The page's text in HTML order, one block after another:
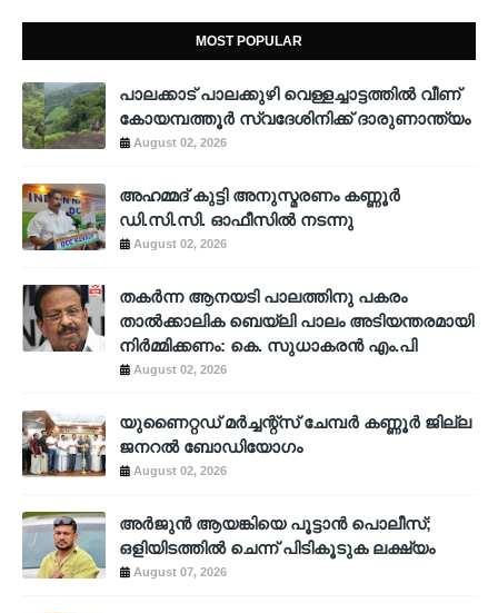
MOST POPULAR
പാലക്കാട് പാലക്കുഴി വെള്ളച്ചാട്ടത്തില്‍ വീണ്
കോയമ്പത്തൂര്‍ സ്വദേശിനിക്ക് ദാരുണാന്ത്യം
August 02, 2026
അഹമ്മദ് കുട്ടി അനുസ്മരണം കണ്ണൂർ
ഡി.സി.സി. ഓഫീസിൽ നടന്നു
August 02, 2026
തകർന്ന ആനയടി പാലത്തിനു പകരം
താൽക്കാലിക ബെയ്‌ലി പാലം അടിയന്തരമായി
നിർമ്മിക്കണം: കെ. സുധാകരൻ എം.പി
August 02, 2026
യുണൈറ്റഡ് മർച്ചന്റ്സ് ചേമ്പർ കണ്ണൂർ ജില്ല
ജനറൽ ബോഡിയോഗം
August 02, 2026
അര്‍ജുന്‍ ആയങ്കിയെ പൂട്ടാന്‍ പൊലീസ്;
ഒളിയിടത്തില്‍ ചെന്ന് പിടികൂടുക ലക്ഷ്യം
August 07, 2026